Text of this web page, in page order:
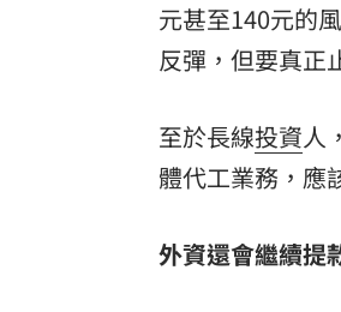
元甚至140元的
反彈，但要真正
至於長線投資人
體代工業務，應
外資還會繼續提